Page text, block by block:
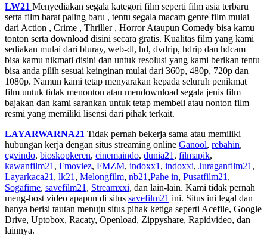
LW21 Menyediakan segala kategori film seperti film asia terbaru
serta film barat paling baru , tentu segala macam genre film mulai
dari Action , Crime , Thriller , Horror Ataupun Comedy bisa kamu
tonton serta download disini secara gratis. Kualitas film yang kami
sediakan mulai dari bluray, web-dl, hd, dvdrip, hdrip dan hdcam
bisa kamu nikmati disini dan untuk resolusi yang kami berikan tentu
bisa anda pilih sesuai keinginan mulai dari 360p, 480p, 720p dan
1080p. Namun kami tetap menyarakan kepada seluruh penikmat
film untuk tidak menonton atau mendownload segala jenis film
bajakan dan kami sarankan untuk tetap membeli atau nonton film
resmi yang memiliki lisensi dari pihak terkait.
LAYARWARNA21 Tidak pernah bekerja sama atau memiliki
hubungan kerja dengan situs streaming online Ganool, rebahin,
cgvindo, bioskopkeren, cinemaindo, dunia21 , filmapik,
kawanfilm21 , Fmoviez, FMZM, indoxx1 , indoxxi, Juraganfilm21 ,
Layarkaca21 , lk21 , Melongfilm, nb21 ,Pahe in, Pusatfilm21 ,
Sogafime, savefilm21 , Streamxxi, dan lain-lain. Kami tidak pernah
meng-host video apapun di situs savefilm21 ini. Situs ini legal dan
hanya berisi tautan menuju situs pihak ketiga seperti Acefile, Google
Drive, Uptobox, Racaty, Openload, Zippyshare, Rapidvideo, dan
lainnya.